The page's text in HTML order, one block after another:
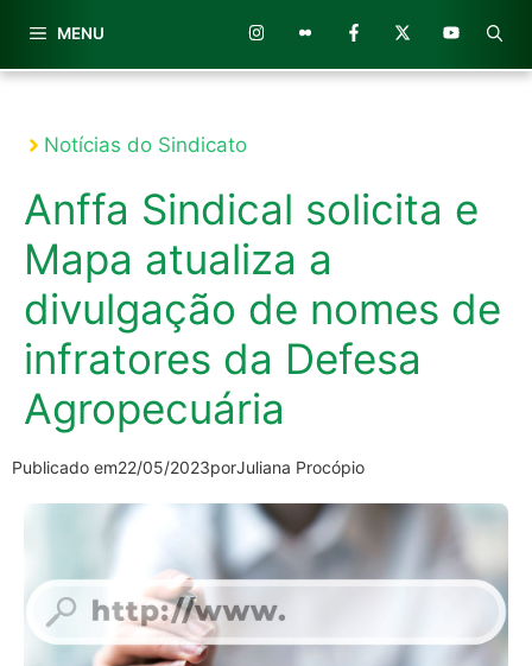
MENU
Notícias do Sindicato
Anffa Sindical solicita e
Mapa atualiza a
divulgação de nomes de
infratores da Defesa
Agropecuária
Publicado em22/05/2023porJuliana Procópio